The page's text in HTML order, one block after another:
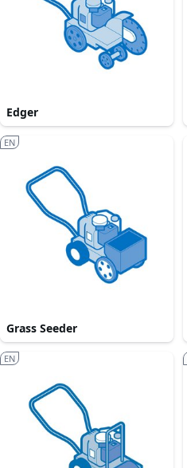
Edger
Grass Seeder
EN
EN